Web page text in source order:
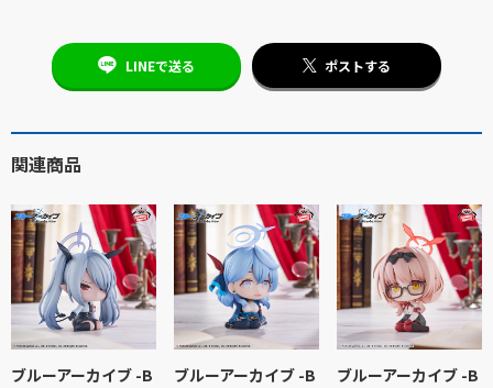
LINEで送る ポストする
関連商品
ブルーアーカイブ -B
ブルーアーカイブ -B
ブルーアーカイブ -B